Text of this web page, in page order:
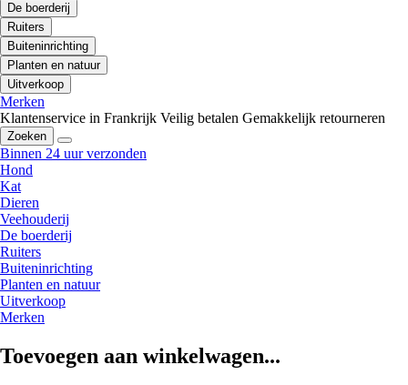
De boerderij
Ruiters
Buiteninrichting
Planten en natuur
Uitverkoop
Merken
Klantenservice in Frankrijk Veilig betalen Gemakkelijk retourneren
Zoeken
Binnen 24 uur verzonden
Hond
Kat
Dieren
Veehouderij
De boerderij
Ruiters
Buiteninrichting
Planten en natuur
Uitverkoop
Merken
Toevoegen aan winkelwagen...